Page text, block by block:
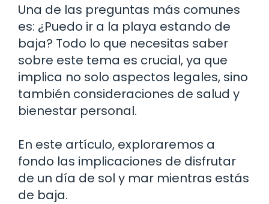
Una de las preguntas más comunes
es: ¿Puedo ir a la playa estando de
baja? Todo lo que necesitas saber
sobre este tema es crucial, ya que
implica no solo aspectos legales, sino
también consideraciones de salud y
bienestar personal.
En este artículo, exploraremos a
fondo las implicaciones de disfrutar
de un día de sol y mar mientras estás
de baja.